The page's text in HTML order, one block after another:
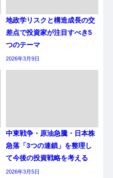
地政学リスクと構造成長の交
差点で投資家が注目すべき5
つのテーマ
2026年3月9日
中東戦争・原油急騰・日本株
急落「3つの連鎖」を整理し
て今後の投資戦略を考える
2026年3月5日